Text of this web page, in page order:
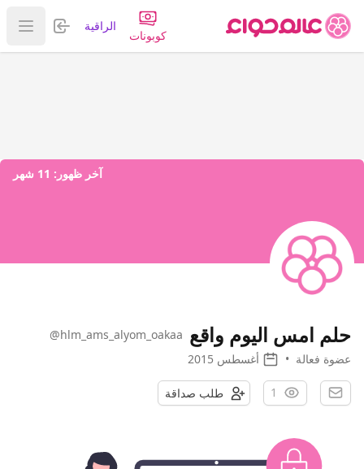
كوبونات
الراقية تسجيل
عرض
آخر ظهور: 11 شهر
حلم امس اليوم واقع @hlm_ams_alyom_oakaa
عضوة فعالة • أغسطس 2015
1 طلب صداقة